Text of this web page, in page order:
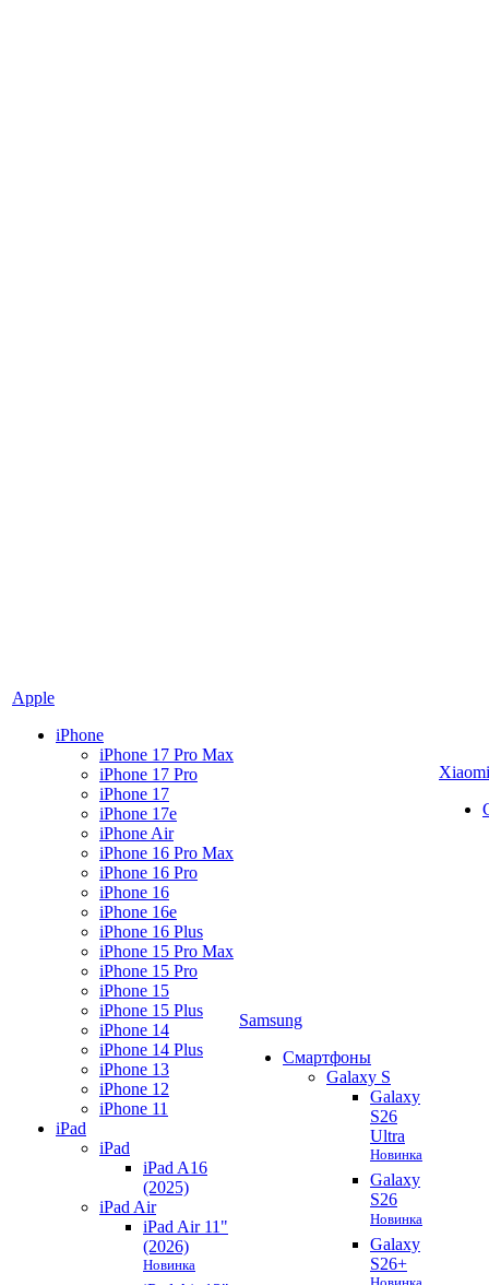
Apple
iPhone
iPhone 17 Pro Max
iPhone 17 Pro
iPhone 17
iPhone 17e
iPhone Air
iPhone 16 Pro Max
iPhone 16 Pro
iPhone 16
iPhone 16e
iPhone 16 Plus
iPhone 15 Pro Max
iPhone 15 Pro
iPhone 15
iPhone 15 Plus
iPhone 14
iPhone 14 Plus
iPhone 13
iPhone 12
iPhone 11
iPad
iPad
iPad A16
(2025)
iPad Air
iPad Air 11"
(2026)
Новинка
Samsung
Смартфоны
Galaxy S
Galaxy
S26
Ultra
Новинка
Galaxy
S26
Новинка
Galaxy
S26+
Xiaomi